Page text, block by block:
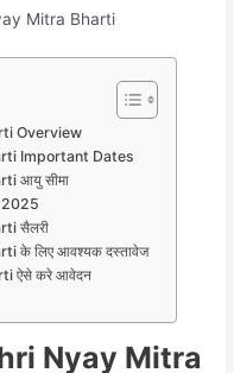
Mitra Bharti
Overview
Important Dates
आयु सीमा
सैलरी
के लिए आवश्यक दस्तावेज
ऐसे करे आवेदन
Nyay Mitra